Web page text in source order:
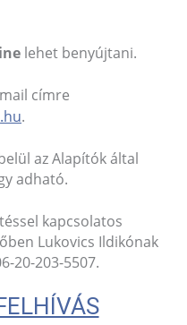
lehet benyújtani.
címre
.
az Alapítók által
adható.
kapcsolatos
Lukovics Ildikónak
20-203-5507.